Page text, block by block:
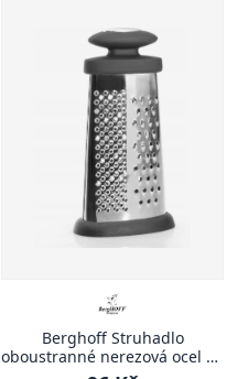
Berghoff Struhadlo
oboustranné nerezová ocel 24